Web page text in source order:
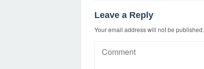
Leave a Reply
Your email address will not be published.